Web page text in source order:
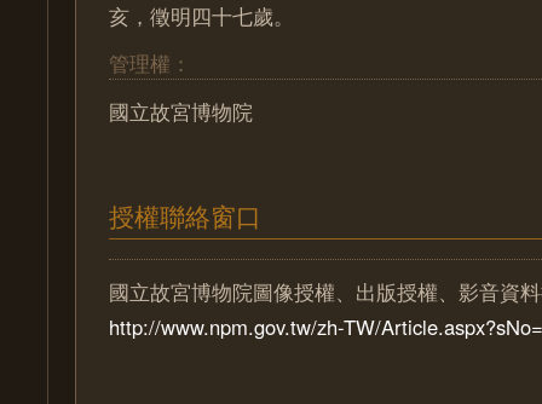
亥，徵明四十七歲。
管理權：
國立故宮博物院
授權聯絡窗口
國立故宮博物院圖像授權、出版授權、影音資
http://www.npm.gov.tw/zh-TW/